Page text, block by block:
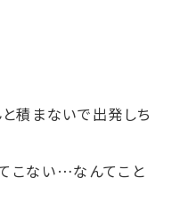
積まないで出発しち
こない…なんてこと